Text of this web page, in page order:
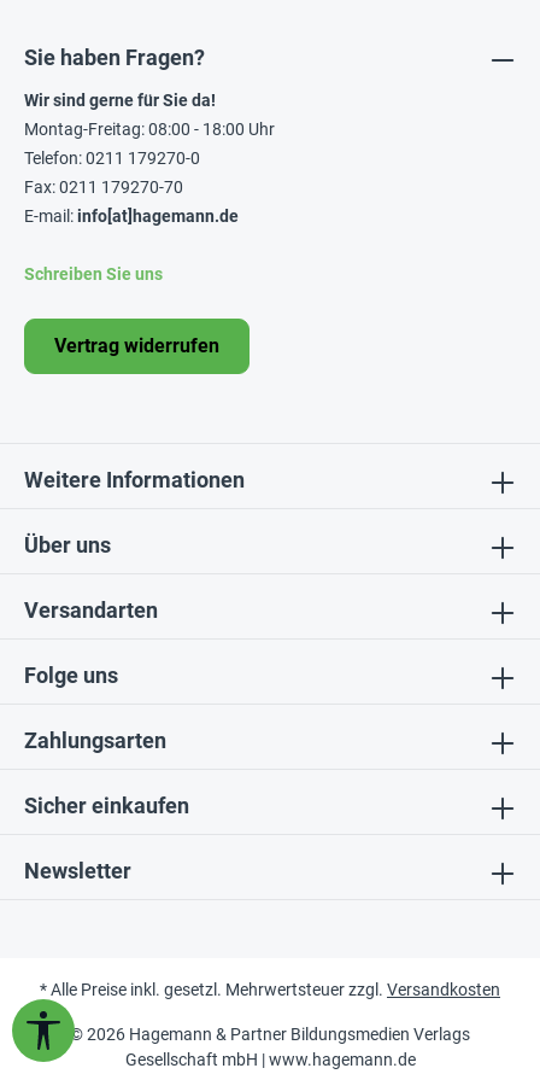
Folge uns
Sicher einkaufen
Über uns
Newsletter
Sie haben Fragen?
Wir sind gerne für Sie da!
Montag-Freitag: 08:00 - 18:00 Uhr
Telefon: 0211 179270-0
Fax: 0211 179270-70
E-mail:info[at]hagemann.de
Schreiben Sie uns
Vertrag widerrufen
Weitere Informationen
Zahlungsarten
Versandarten
© 2026 Hagemann & Partner Bildungsmedien Verlags
Gesellschaft mbH |www.hagemann.de
* Alle Preise inkl. gesetzl. Mehrwertsteuer zzgl. Versandkosten
Werkzeugleiste anzeigen